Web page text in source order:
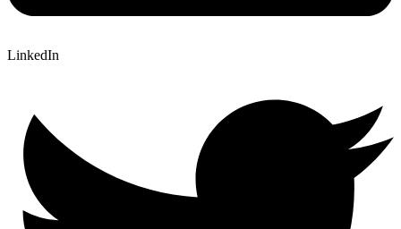
LinkedIn